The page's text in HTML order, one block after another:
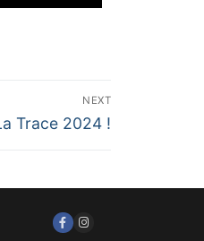
NEXT
Trace 2024 !